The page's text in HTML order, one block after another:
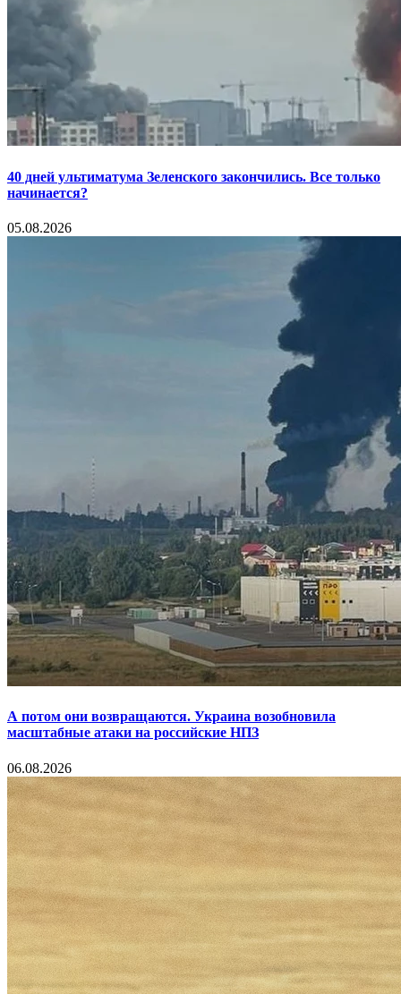
40 дней ультиматума Зеленского закончились. Все только
начинается?
05.08.2026
А потом они возвращаются. Украина возобновила
масштабные атаки на российские НПЗ
06.08.2026